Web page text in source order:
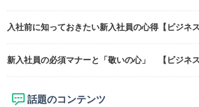
入社前に知っておきたい新入社員の心得【ビジネ
新入社員の必須マナーと「敬いの心」 【ビジネ
話題のコンテンツ